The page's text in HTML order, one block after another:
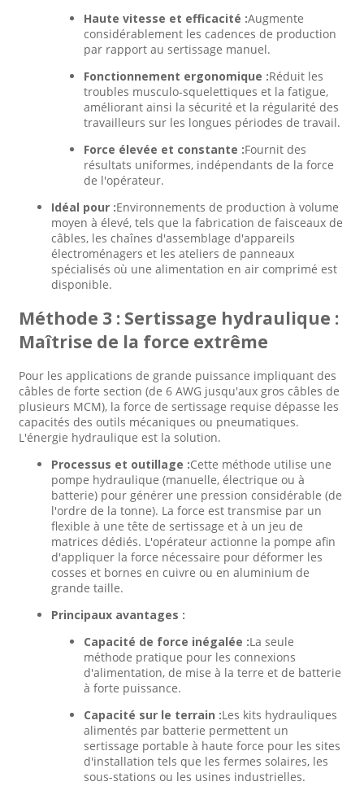
Haute vitesse et efficacité :Augmente
considérablement les cadences de production
par rapport au sertissage manuel.
Fonctionnement ergonomique :Réduit les
troubles musculo-squelettiques et la fatigue,
améliorant ainsi la sécurité et la régularité des
travailleurs sur les longues périodes de travail.
Force élevée et constante :Fournit des
résultats uniformes, indépendants de la force
de l'opérateur.
Idéal pour :Environnements de production à volume
moyen à élevé, tels que la fabrication de faisceaux de
câbles, les chaînes d'assemblage d'appareils
électroménagers et les ateliers de panneaux
spécialisés où une alimentation en air comprimé est
disponible.
Méthode 3 : Sertissage hydraulique :
Maîtrise de la force extrême
Pour les applications de grande puissance impliquant des
câbles de forte section (de 6 AWG jusqu'aux gros câbles de
plusieurs MCM), la force de sertissage requise dépasse les
capacités des outils mécaniques ou pneumatiques.
L'énergie hydraulique est la solution.
Processus et outillage :Cette méthode utilise une
pompe hydraulique (manuelle, électrique ou à
batterie) pour générer une pression considérable (de
l'ordre de la tonne). La force est transmise par un
flexible à une tête de sertissage et à un jeu de
matrices dédiés. L'opérateur actionne la pompe afin
d'appliquer la force nécessaire pour déformer les
cosses et bornes en cuivre ou en aluminium de
grande taille.
Principaux avantages :
Capacité de force inégalée :La seule
méthode pratique pour les connexions
d'alimentation, de mise à la terre et de batterie
à forte puissance.
Capacité sur le terrain :Les kits hydrauliques
alimentés par batterie permettent un
sertissage portable à haute force pour les sites
d'installation tels que les fermes solaires, les
sous-stations ou les usines industrielles.